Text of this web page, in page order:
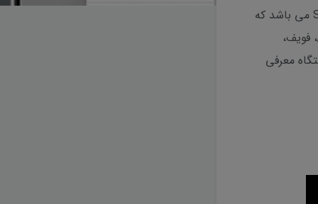
یکی از قوی ترین اپلیکیشن های کاربری گیرنده های مولتی فرکانس، اپلیکیشن SurPad می باشد که
فویف،
معرفی